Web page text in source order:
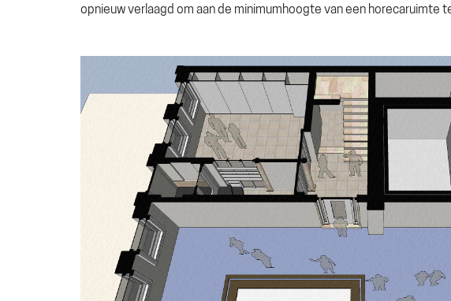
opnieuw verlaagd om aan de minimumhoogte van een horecaruimte